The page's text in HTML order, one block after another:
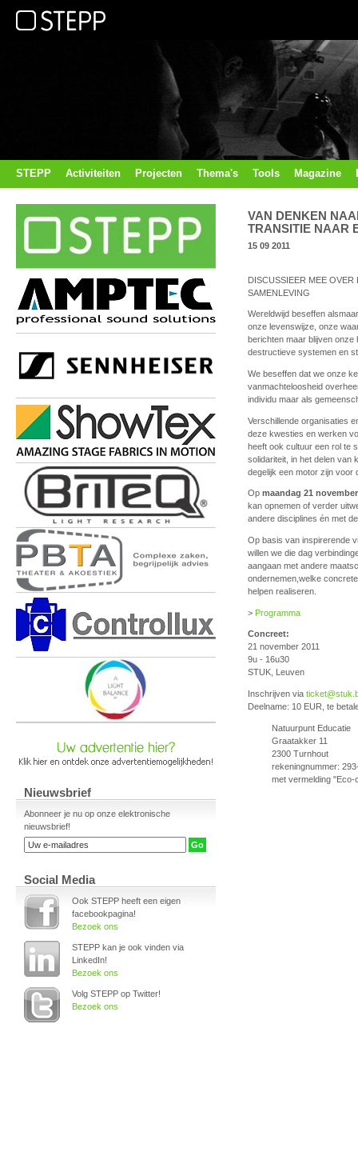
STEPP Activiteiten Projecten Thema's Tools Magazine
Nieuwsbrief
Abonneer je nu op onze elektronische
nieuwsbrief!
Social Media
Ook STEPP heeft een eigen
facebookpagina!
Bezoek ons
STEPP kan je ook vinden via
LinkedIn!
Bezoek ons
Volg STEPP op Twitter!
Bezoek ons
VAN DENKEN
TRANSITIE NAAR
15 09 2011
DISCUSSIEER MEE
SAMENLEVING
Wereldwijd beseffen
onze levenswijze, onze
berichten maar blijven
destructieve systemen en
We beseffen dat we onze
vanmachteloosheid
individu maar als
Verschillende organisaties
deze kwesties en werken
heeft ook cultuur een rol te
solidariteit, in het delen van
degelijk een motor zijn voor
Op maandag 21 november
kan opnemen of verder
andere disciplines én met
Op basis van inspirerende
willen we die dag
aangaan met andere
ondernemen,welke
helpen realiseren.
> Programma
Concreet:
21 november 2011
9u - 16u30
STUK, Leuven
Inschrijven via
Deelname: 10 EUR, te
Natuurpunt Educatie
Graatakker 11
2300 Turnhout
rekeningnummer:
met vermelding "Eco-